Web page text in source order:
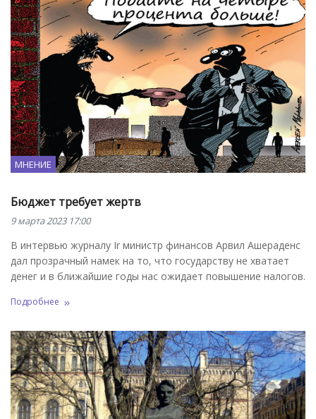
МНЕНИЕ
Бюджет требует жертв
9 марта 2023 17:00
В интервью журналу Ir министр финансов Арвил Ашераденс
дал прозрачный намек на то, что государству не хватает
денег и в ближайшие годы нас ожидает повышение налогов.
Подробнее